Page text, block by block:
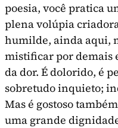
poesia, você pratica
plena volúpia
humilde, ainda aqui,
mistificar por demais
da dor. É dolorido, é
sobretudo inquieto;
Mas é gostoso
uma grande